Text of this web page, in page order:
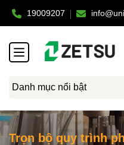
19009207
Danh mục nổi bật
Trọn bộ quy trình